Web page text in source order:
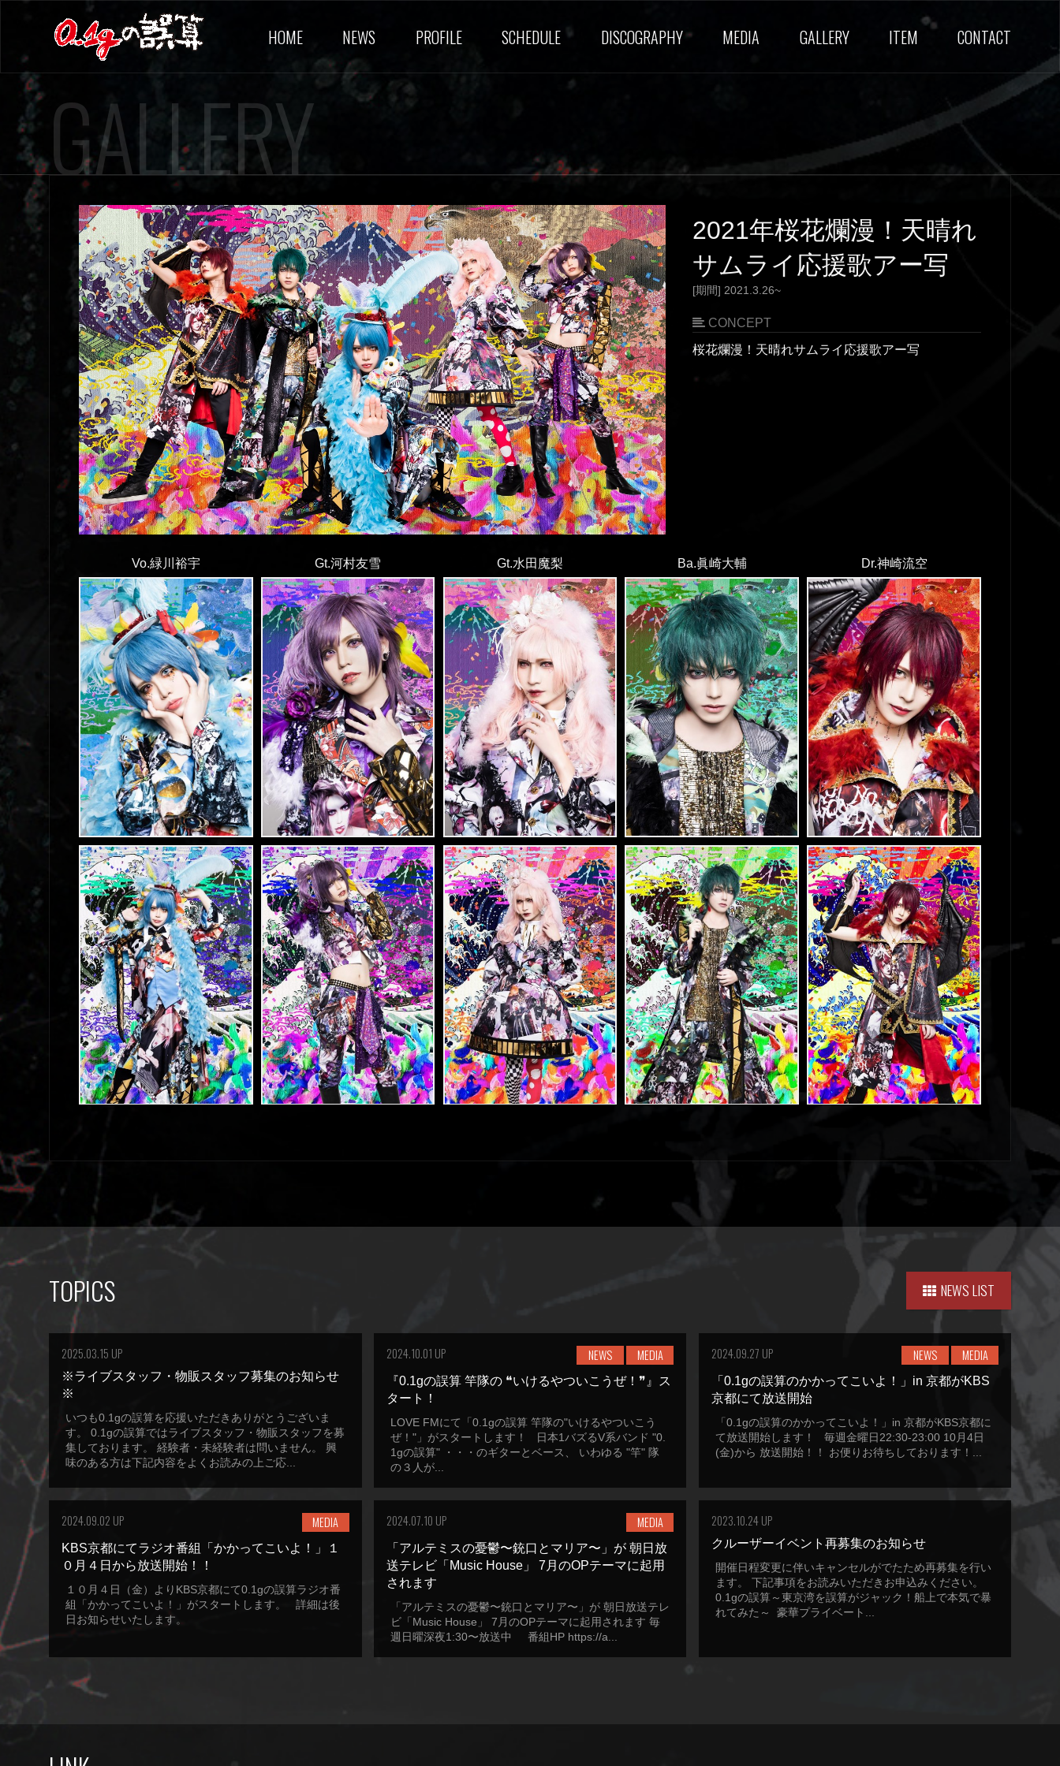
HOME NEWS PROFILE SCHEDULE DISCOGRAPHY MEDIA GALLERY ITEM CONTACT
GALLERY
2021年桜花爛漫！天晴れ
サムライ応援歌アー写
[期間] 2021.3.26~
CONCEPT
桜花爛漫！天晴れサムライ応援歌アー写
Vo.緑川裕宇 Gt.河村友雪 Gt.水田魔梨 Ba.眞崎大輔 Dr.神崎流空
TOPICS NEWS LIST
2025.03.15 UP
※ライブスタッフ・物販スタッフ募集のお知らせ
※
いつも0.1gの誤算を応援いただきありがとうございま
す。 0.1gの誤算ではライブスタッフ・物販スタッフを募
集しております。 経験者・未経験者は問いません。 興
味のある方は下記内容をよくお読みの上ご応...
2024.10.01 UP NEWS MEDIA
『0.1gの誤算 竿隊の ❝いけるやついこうぜ！❞』ス
タート！
LOVE FMにて「0.1gの誤算 竿隊の"いけるやついこう
ぜ！"」がスタートします！ 日本1バズるV系バンド "0.
1gの誤算" ・・・のギターとベース、 いわゆる "竿" 隊
の３人が...
2024.09.27 UP NEWS MEDIA
「0.1gの誤算のかかってこいよ！」in 京都がKBS
京都にて放送開始
「0.1gの誤算のかかってこいよ！」in 京都がKBS京都に
て放送開始します！ 毎週金曜日22:30-23:00 10月4日
(金)から 放送開始！！ お便りお待ちしております！...
2024.09.02 UP MEDIA
KBS京都にてラジオ番組「かかってこいよ！」１
０月４日から放送開始！！
１０月４日（金）よりKBS京都にて0.1gの誤算ラジオ番
組「かかってこいよ！」がスタートします。 詳細は後
日お知らせいたします。
2024.07.10 UP MEDIA
「アルテミスの憂鬱〜銃口とマリア〜」が 朝日放
送テレビ「Music House」 7月のOPテーマに起用
されます
「アルテミスの憂鬱〜銃口とマリア〜」が 朝日放送テレ
ビ「Music House」 7月のOPテーマに起用されます 毎
週日曜深夜1:30〜放送中 番組HP https://a...
2023.10.24 UP
クルーザーイベント再募集のお知らせ
開催日程変更に伴いキャンセルがでたため再募集を行い
ます。 下記事項をお読みいただきお申込みください。
0.1gの誤算～東京湾を誤算がジャック！船上で本気で暴
れてみた～ 豪華プライベート...